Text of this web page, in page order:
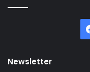
Newsletter